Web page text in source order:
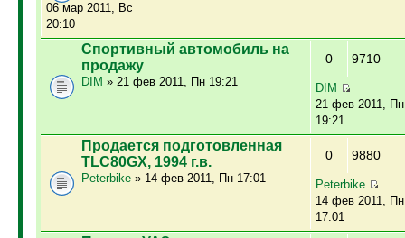
06 мар 2011, Вс
20:10
Спортивный автомобиль на
продажу
DIM » 21 фев 2011, Пн 19:21
0 9710
DIM
21 фев 2011, Пн
19:21
Продается подготовленная
TLC80GX, 1994 г.в.
Peterbike» 14 фев 2011, Пн 17:01
0 9880
Peterbike
14 фев 2011, Пн
17:01